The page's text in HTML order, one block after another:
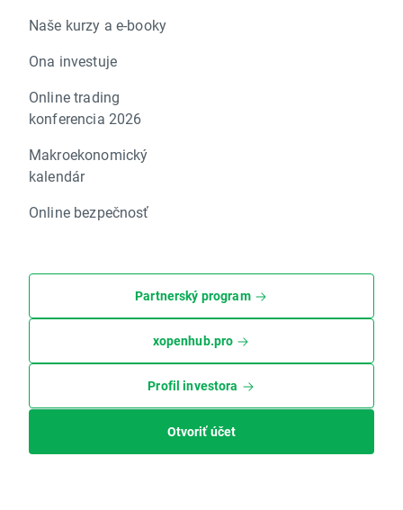
Naše kurzy a e-booky
Ona investuje
Online trading
konferencia 2026
Makroekonomický
kalendár
Online bezpečnosť
Partnerský program
xopenhub.pro
Profil investora
Otvoriť účet